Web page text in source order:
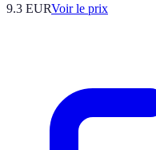
9.3 EURVoir le prix